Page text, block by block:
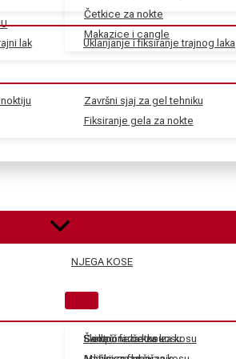
lak Uklanjanje i fiksiranje trajnog laka
Završni sjaj za gel tehniku
Fiksiranje gela za nokte
Četkice za nokte
Makazice i cangle
Skidači farbe za kosu
Električne četke za kosu
NJEGA KOSE
Šamponi za kosu